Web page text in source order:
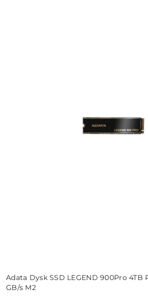
Adata Dysk SSD LEGEND 900Pro 4TB
GB/s M2